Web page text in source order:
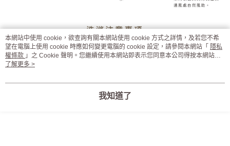
本網站中使用 cookie，欲查詢有關本網站使用 cookie 方式之詳情，及若您不希
望在電腦上使用 cookie 時應如何變更電腦的 cookie 設定，請參閱本網站「 隱私
權條款 」之 Cookie 聲明。您繼續使用本網站即表示您同意本公司得按本網站使
用條款之 Cookie 聲明使用 cookie。
了解更多 >
我知道了